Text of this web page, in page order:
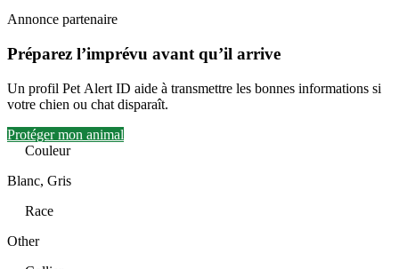
Annonce partenaire
Préparez l’imprévu avant qu’il arrive
Un profil Pet Alert ID aide à transmettre les bonnes informations si
votre chien ou chat disparaît.
Protéger mon animal
Couleur
Blanc, Gris
Race
Other